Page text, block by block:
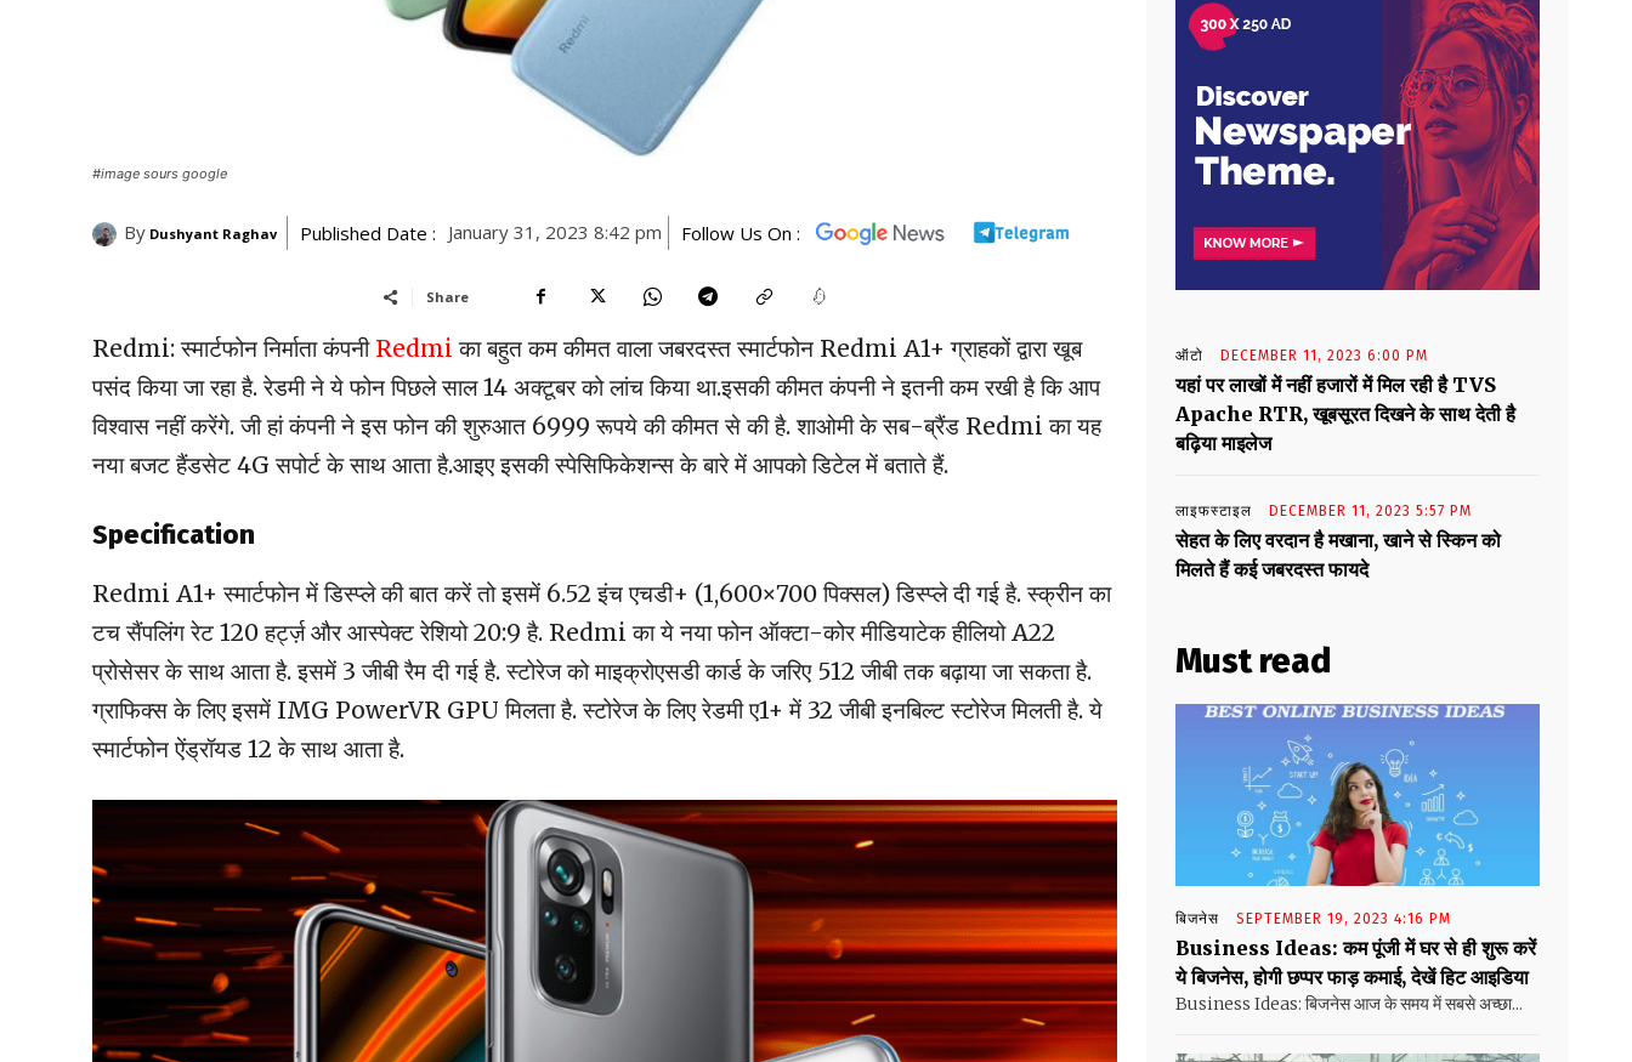
#image sours google
By Dushyant Raghav Published Date : January 31, 2023 8:42 pm Follow Us On :
Share
Redmi: स्मार्टफोन निर्माता कंपनी Redmi का बहुत कम कीमत वाला जबरदस्त स्मार्टफोन Redmi A1+ ग्राहकों द्वारा खूब
पसंद किया जा रहा है. रेडमी ने ये फोन पिछले साल 14 अक्टूबर को लांच किया था.इसकी कीमत कंपनी ने इतनी कम रखी है कि आप
विश्वास नहीं करेंगे. जी हां कंपनी ने इस फोन की शुरुआत 6999 रूपये की कीमत से की है. शाओमी के सब-ब्रैंड Redmi का यह
नया बजट हैंडसेट 4G सपोर्ट के साथ आता है.आइए इसकी स्पेसिफिकेशन्स के बारे में आपको डिटेल में बताते हैं.
Specification
Redmi A1+ स्मार्टफोन में डिस्प्ले की बात करें तो इसमें 6.52 इंच एचडी+ (1,600×700 पिक्सल) डिस्प्ले दी गई है. स्क्रीन का
टच सैंपलिंग रेट 120 हर्ट्ज़ और आस्पेक्ट रेशियो 20:9 है. Redmi का ये नया फोन ऑक्टा-कोर मीडियाटेक हीलियो A22
प्रोसेसर के साथ आता है. इसमें 3 जीबी रैम दी गई है. स्टोरेज को माइक्रोएसडी कार्ड के जरिए 512 जीबी तक बढ़ाया जा सकता है.
ग्राफिक्स के लिए इसमें IMG PowerVR GPU मिलता है. स्टोरेज के लिए रेडमी ए1+ में 32 जीबी इनबिल्ट स्टोरेज मिलती है. ये
स्मार्टफोन ऐंड्रॉयड 12 के साथ आता है.
ऑटो DECEMBER 11, 2023 6:00 PM
यहां पर लाखों में नहीं हजारों में मिल रही है TVS
Apache RTR, खूबसूरत दिखने के साथ देती है
बढ़िया माइलेज
लाइफस्टाइल DECEMBER 11, 2023 5:57 PM
सेहत के लिए वरदान है मखाना, खाने से स्किन को
मिलते हैं कई जबरदस्त फायदे
Must read
बिजनेस SEPTEMBER 19, 2023 4:16 PM
Business Ideas: कम पूंजी में घर से ही शुरू करें
ये बिजनेस, होगी छप्पर फाड़ कमाई, देखें हिट आइडिया
Business Ideas: बिजनेस आज के समय में सबसे अच्छा...